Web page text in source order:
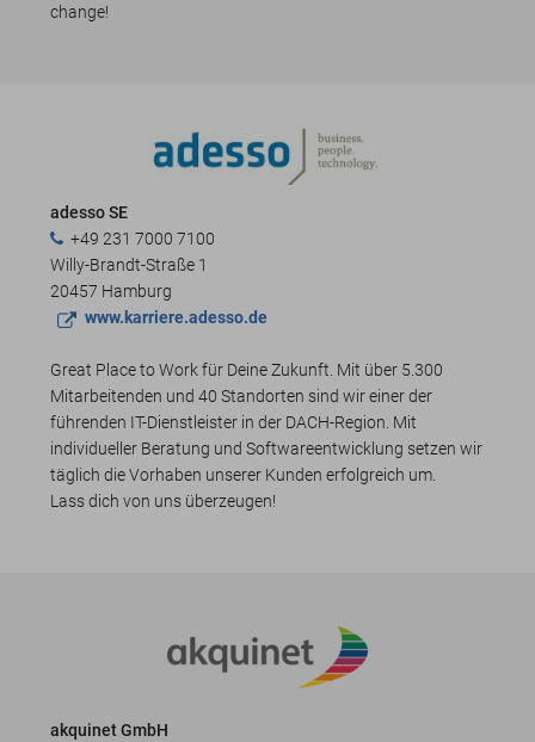
change!
adesso SE
+49 231 7000 7100
Willy-Brandt-Straße 1
20457 Hamburg
www.karriere.adesso.de
Great Place to Work für Deine Zukunft. Mit über 5.300
Mitarbeitenden und 40 Standorten sind wir einer der
führenden IT-Dienstleister in der DACH-Region. Mit
individueller Beratung und Softwareentwicklung setzen wir
täglich die Vorhaben unserer Kunden erfolgreich um.
Lass dich von uns überzeugen!
akquinet GmbH